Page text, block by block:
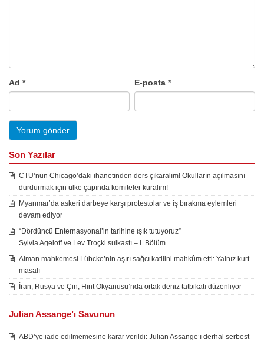
Ad * E-posta*
Son Yazılar
CTU’nun Chicago’daki ihanetinden ders çıkaralım! Okulların açılmasını
durdurmak için ülke çapında komiteler kuralım!
Myanmar’da askeri darbeye karşı protestolar ve iş bırakma eylemleri
devam ediyor
“Dördüncü Enternasyonal’in tarihine ışık tutuyoruz”
Sylvia Ageloff ve Lev Troçki suikastı – I. Bölüm
Alman mahkemesi Lübcke’nin aşırı sağcı katilini mahkûm etti: Yalnız kurt
masalı
İran, Rusya ve Çin, Hint Okyanusu’nda ortak deniz tatbikatı düzenliyor
Julian Assange’ı Savunun
ABD’ye iade edilmemesine karar verildi: Julian Assange’ı derhal serbest